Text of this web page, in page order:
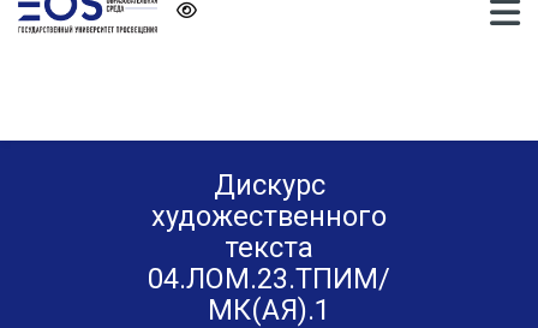
Дискурс
художественного
текста
04.ЛОМ.23.ТПИМ/
МК(АЯ).1